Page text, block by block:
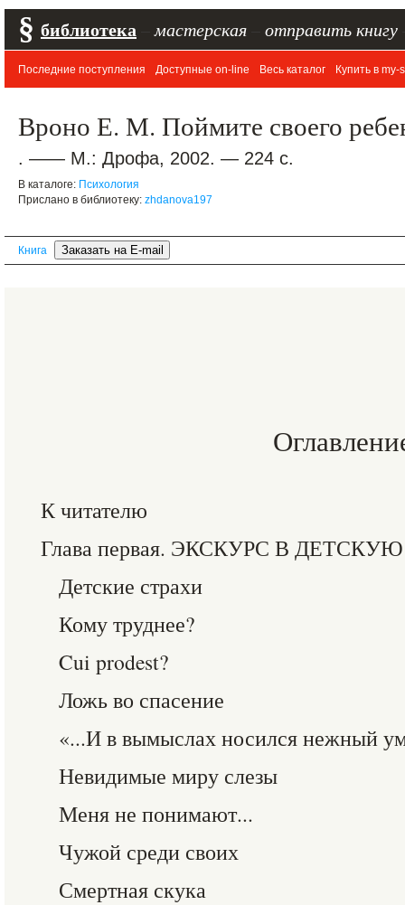
§ библиотека мастерская отправить книгу
Последние поступления Доступные on-line Весь каталог Купить в my-
Вроно Е. М. Поймите своего
. —— М.: Дрофа, 2002. — 224 с.
В каталоге: Психология
Прислано в библиотеку: zhdanova197
Книга
К читателю
Глава первая. ЭКСКУРС В
Детские страхи
Кому труднее?
Cui prodest?
Ложь во спасение
«...И в вымыслах носился нежный
Невидимые миру слезы
Меня не понимают...
Чужой среди своих
Смертная скука